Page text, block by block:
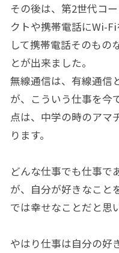
その後は、第2世代コ
クトや携帯電話にWi-
して携帯電話そのもの
とが出来ました。
無線通信は、有線通信
が、こういう仕事を今
点は、中学の時のアマ
ります。
どんな仕事でも仕事で
が、自分が好きなこと
では幸せなことだと思
やはり仕事は自分の好